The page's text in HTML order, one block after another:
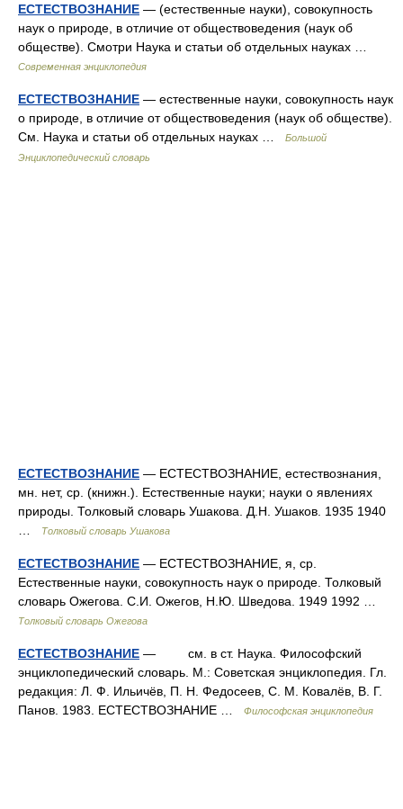
ЕСТЕСТВОЗНАНИЕ — (естественные науки), совокупность
наук о природе, в отличие от обществоведения (наук об
обществе). Смотри Наука и статьи об отдельных науках …
Современная энциклопедия
ЕСТЕСТВОЗНАНИЕ — естественные науки, совокупность наук
о природе, в отличие от обществоведения (наук об обществе).
См. Наука и статьи об отдельных науках …
Большой
Энциклопедический словарь
ЕСТЕСТВОЗНАНИЕ — ЕСТЕСТВОЗНАНИЕ, естествознания,
мн. нет, ср. (книжн.). Естественные науки; науки о явлениях
природы. Толковый словарь Ушакова. Д.Н. Ушаков. 1935 1940
Толковый словарь Ушакова
ЕСТЕСТВОЗНАНИЕ — ЕСТЕСТВОЗНАНИЕ, я, ср.
Естественные науки, совокупность наук о природе. Толковый
словарь Ожегова. С.И. Ожегов, Н.Ю. Шведова. 1949 1992 …
Толковый словарь Ожегова
ЕСТЕСТВОЗНАНИЕ — см. в ст. Наука. Философский
энциклопедический словарь. М.: Советская энциклопедия. Гл.
редакция: Л. Ф. Ильичёв, П. Н. Федосеев, С. М. Ковалёв, В. Г.
Панов. 1983. ЕСТЕСТВОЗНАНИЕ …
Философская энциклопедия